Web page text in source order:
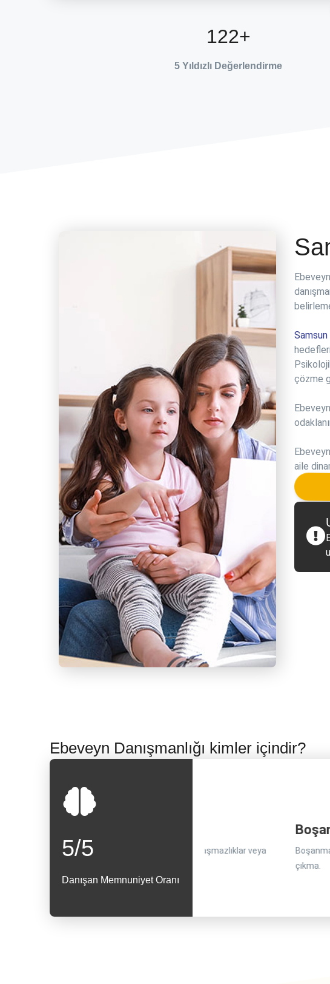
122+
5 Yıldızlı Değerlendirme
çözme
aile
Ebeveyn Danışmanlığı kimler içindir?
5/5
Danışan Memnuniyet Oranı
Boşanmanın duygusal ve pratik yönleriyle başa
Çocuk ve
Davranışsal
akademik
Etkili iletişim becerileri geliştirmek, çatışmayı
azaltabilir ve anlayışı iyileştirebilir.
Daha iyi
ebeveynlerin
ve iyi uyum